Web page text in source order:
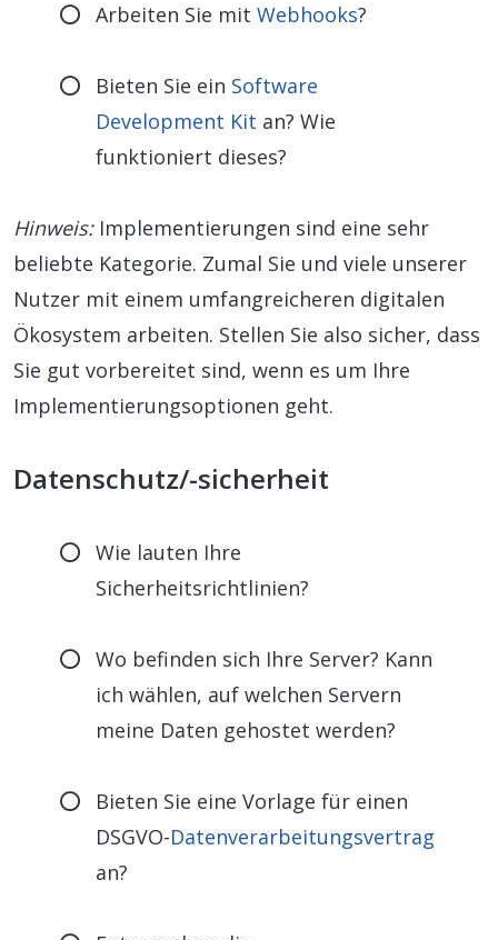
Arbeiten Sie mitWebhooks?
Bieten Sie ein Software
Development Kit an? Wie
funktioniert dieses?
Hinweis:Implementierungen sind eine sehr
beliebte Kategorie. Zumal Sie und viele unserer
Nutzer mit einem umfangreicheren digitalen
Ökosystem arbeiten. Stellen Sie also sicher, dass
Sie gut vorbereitet sind, wenn es um Ihre
Implementierungsoptionen geht.
Datenschutz/-sicherheit
Wie lauten Ihre
Sicherheitsrichtlinien?
Wo befinden sich Ihre Server? Kann
ich wählen, auf welchen Servern
meine Daten gehostet werden?
Bieten Sie eine Vorlage für einen
DSGVO-Datenverarbeitungsvertrag
an?